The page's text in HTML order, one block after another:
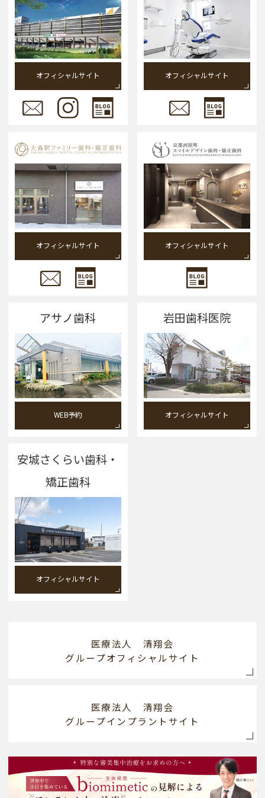
オフィシャルサイト オフィシャルサイト
オフィシャルサイト オフィシャルサイト
アサノ歯科
WEB予約
岩田歯科医院
オフィシャルサイト
安城さくらい歯科・
矯正歯科
オフィシャルサイト
医療法人 清翔会
グループオフィシャルサイト
医療法人 清翔会
グループインプラントサイト